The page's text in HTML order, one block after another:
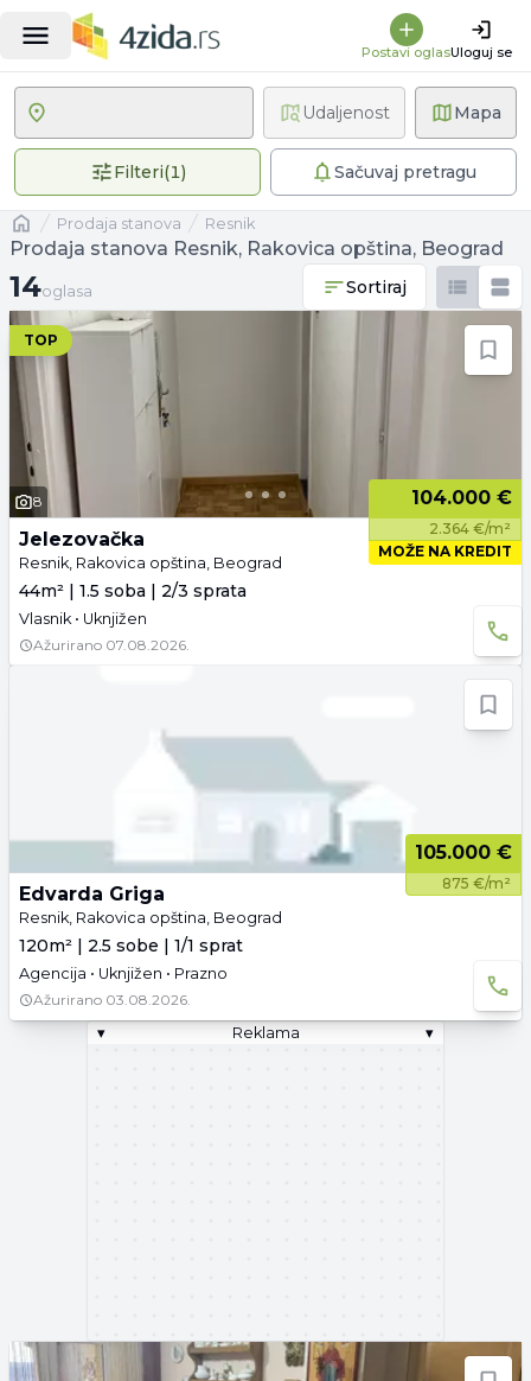
Postavi oglasUloguj se
Mapa
Filteri(1)1 primenjen filterSačuvaj pretragu
Udaljenost
Naslovnaprodaja stanova Resnik
Prodaja stanova Resnik, Rakovica opština, Beograd
14 oglasa
14oglasa Sortiraj
TOP
8 104.000 €
2.364 €/m²
MOŽE NA KREDIT
Jelezovačka
Resnik, Rakovica opština, Beograd
44m² | 1.5 soba | 2/3 sprata
Vlasnik • Uknjižen
Ažurirano 07.08.2026.
105.000 €
875 €/m²
Edvarda Griga
Resnik, Rakovica opština, Beograd
120m² | 2.5 sobe | 1/1 sprat
Agencija • Uknjižen • Prazno
Ažurirano 03.08.2026.
▾
Reklama ▾